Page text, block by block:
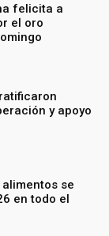
felicita a
el oro
y apoyo
se
en todo el